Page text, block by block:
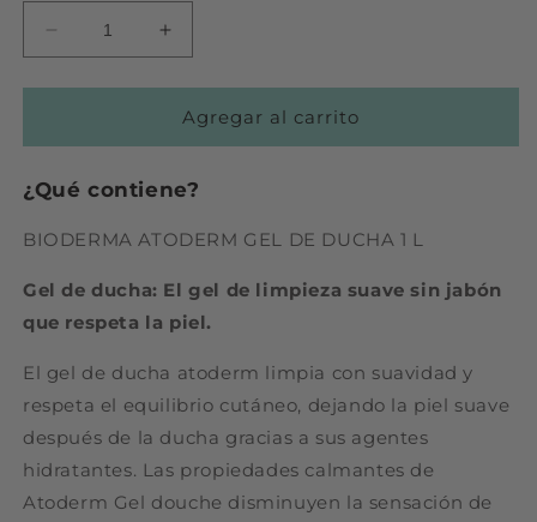
Reducir
cantidad
para
ATODERM
DE
1
Aumentar
cantidad
para
BIODERMA
ATODERM
DE
1
Agregar al carrito
¿Qué contiene?
BIODERMA ATODERM GEL DE DUCHA 1 L
Gel de ducha: El gel de limpieza suave sin jabón
que respeta la piel.
El gel de ducha atoderm limpia con suavidad y
respeta el equilibrio cutáneo, dejando la piel suave
después de la ducha gracias a sus agentes
hidratantes. Las propiedades calmantes de
Atoderm Gel douche disminuyen la sensación de